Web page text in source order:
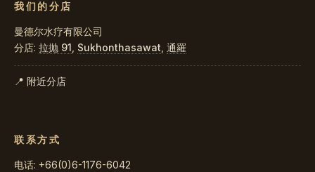
我们的分店
曼德尔水疗有限公司
分店: 拉抛 91 Sukhonthasawat 通羅
📍 附近分店
联系方式
电话: +66(0)6-1176-6042